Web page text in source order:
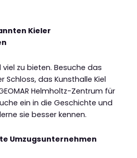
Kieler
zu bieten. Besuche das
Schloss, das Kunsthalle Kiel
Helmholtz-Zentrum für
ein in die Geschichte und
sie besser kennen.
Umzugsunternehmen